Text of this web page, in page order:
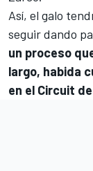
Así, el galo
seguir dando
un proceso
largo, habida
en el Circuit